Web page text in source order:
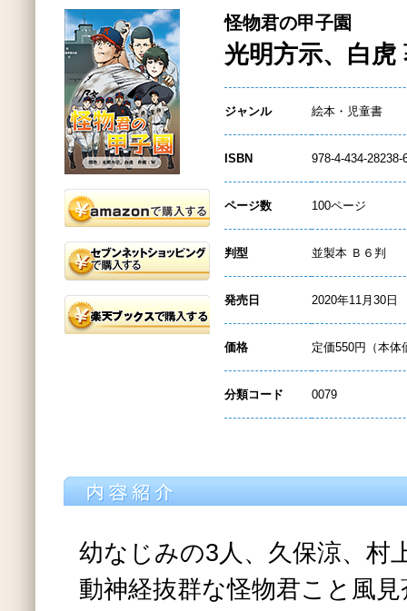
怪物君の甲子園
光明方示、白虎
ジャンル 絵本・児童書
ISBN 978-4-434-28238-
ページ数 100ページ
判型 並製本 Ｂ６判
発売日 2020年11月30日
価格 定価550円（本体
分類コード 0079
幼なじみの3人、久保涼、村
動神経抜群な怪物君こと風見